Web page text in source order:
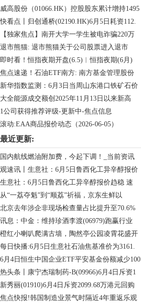
威高股份（01066.HK）控股股东累计增持1495
快看点丨归创通桥(02190.HK)6月5日耗资112.
【独家焦点】南开大学一学生被电诈骗220万
退市熊猫: 退市熊猫关于公司股票进入退市
即时看！恒指夜期开盘(6.5)︱恒指夜期(6月)
焦点速递！石油ETF南方: 南方基金管理股份
新华指数监测：6月3日当周山东港口铁矿石价
大全能源成交额创2025年11月13日以来新高
1公司获得推荐评级-更新中-焦点信息
滚动:EAA商品报价动态（2026-06-05）
最近更新:
国内航线燃油附加费，今起下调！_当前资讯
观速讯丨生意社：6月5日鲁西化工异辛醇报价
生意社：6月5日鲁西化工异辛醇报价趋稳 速
从“一荔夺魁”到“顺荔”祈福，京东生鲜以
北京去年涉企非现场检查量占比提升至70.6%
讯息：中金：维持珍酒李渡(06979)跑赢行业
橙红小喇叭爬满古墙，陶然亭公园凌霄花盛开
每日快播:6月5日生意社石油焦基准价为3161.
6月4日恒生中国企业ETF平安基金份额减少100
热头条丨康宁杰瑞制药-B(09966)6月4日斥资1
新秀丽(01910)6月4日斥资2099.68万港元回购
焦点快报!韩国制造业景气时隔近4年重返乐观